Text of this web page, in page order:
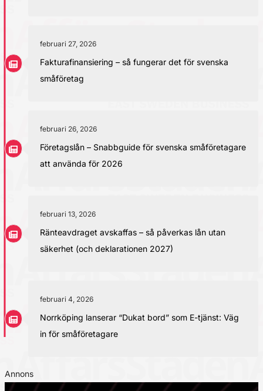
februari 27, 2026
Fakturafinansiering – så fungerar det för svenska
småföretag
februari 26, 2026
Företagslån – Snabbguide för svenska småföretagare
att använda för 2026
februari 13, 2026
Ränteavdraget avskaffas – så påverkas lån utan
säkerhet (och deklarationen 2027)
februari 4, 2026
Norrköping lanserar “Dukat bord” som E-tjänst: Väg
in för småföretagare
Annons